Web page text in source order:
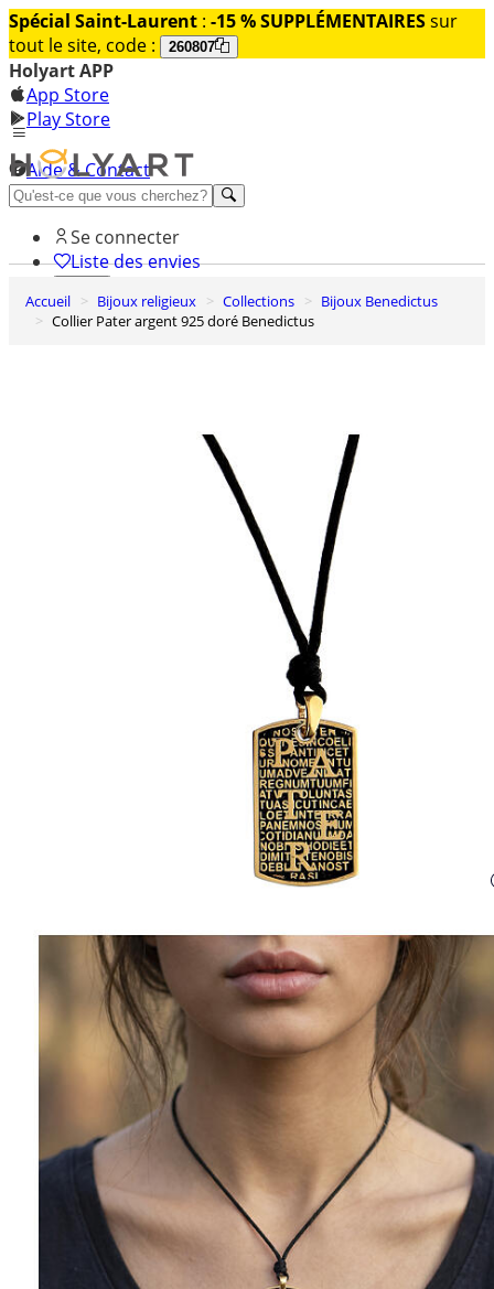
Spécial Saint-Laurent : -15 % SUPPLÉMENTAIRESsur
tout le site, code :
260807
Holyart APP
App Store
Play Store
Aide & Contact
Découvrez Premium
Se connecter
Liste des envies
0
Panier
Accueil Bijoux religieux Collections
Bijoux Benedictus
Collier Pater argent 925 doré Benedictus